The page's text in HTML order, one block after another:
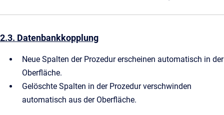
2.3. Datenbankkopplung
Neue Spalten der Prozedur erscheinen automatisch in der
Oberfläche.
Gelöschte Spalten in der Prozedur verschwinden
automatisch aus der Oberfläche.